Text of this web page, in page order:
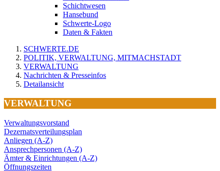
Schichtwesen
Hansebund
Schwerte-Logo
Daten & Fakten
SCHWERTE.DE
POLITIK, VERWALTUNG, MITMACHSTADT
VERWALTUNG
Nachrichten & Presseinfos
Detailansicht
VERWALTUNG
Verwaltungsvorstand
Dezernatsverteilungsplan
Anliegen (A-Z)
Ansprechpersonen (A-Z)
Ämter & Einrichtungen (A-Z)
Öffnungszeiten